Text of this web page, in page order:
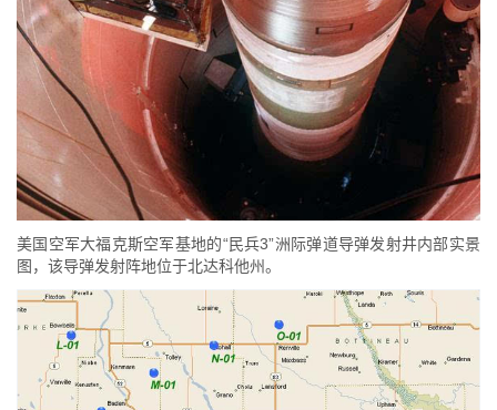
美国空军大福克斯空军基地的“民兵3”洲际弹道导弹发射井内部实景
图，该导弹发射阵地位于北达科他州。